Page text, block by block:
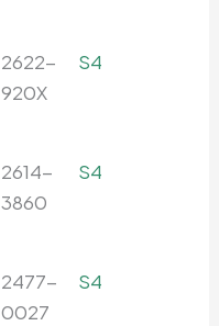
2622-
920X
S4
2614-
3860
S4
2477-
0027
S4